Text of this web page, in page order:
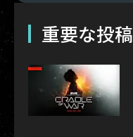
重要な投稿